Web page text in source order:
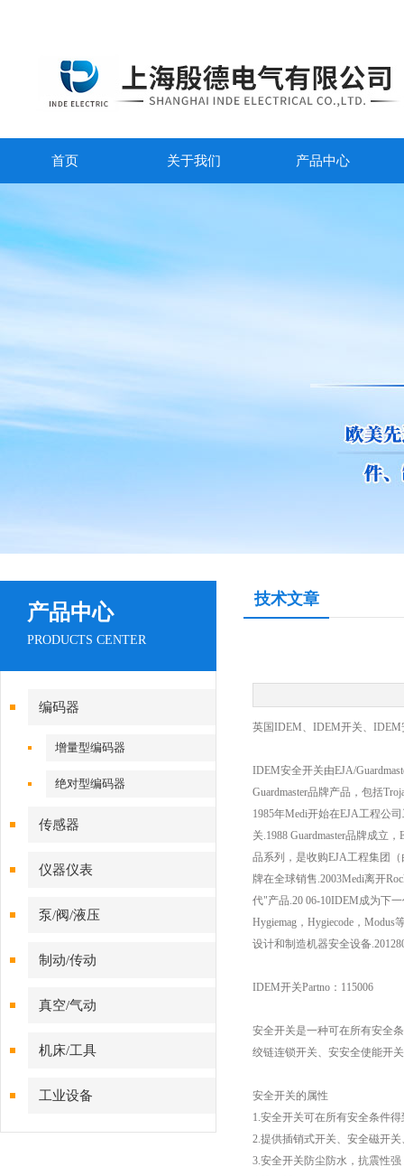
首页 关于我们 产品中心
产品中心
PRODUCTS CENTER
编码器
增量型编码器
绝对型编码器
传感器
仪器仪表
泵/阀/液压
制动/传动
真空/气动
机床/工具
工业设备
技术文章
英国IDEM、 IDEM开关、 IDEM
IDEM安全开关由EJA/
Guardmaster品牌产品，包括
1985年Medi开始在EJA工程公
关.1988 Guardmaster品牌成立，
品系列，是收购EJA工程集团（
牌在全球销售.2003Medi离开
代"产品.20 06-10IDEM成为下
Hygiemag ， Hygiecode ， Modus
设计和制造机器安全设备
IDEM开关Partno ： 115006
安全开关是一种可在所有安全
绞链连锁开关、安安全使能开
安全开关的属性
1.安全开关可在所有安全条件
2.提供插销式开关、安全磁开
3.安全开关防尘防水，抗震性